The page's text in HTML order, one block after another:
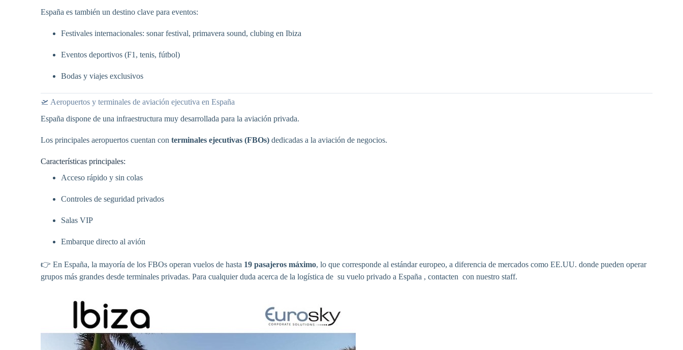
España es también un destino clave para eventos:
Festivales internacionales: sonar festival, primavera sound, clubing en Ibiza
Eventos deportivos (F1, tenis, fútbol)
Bodas y viajes exclusivos
🛫 Aeropuertos y terminales de aviación ejecutiva en España
España dispone de una infraestructura muy desarrollada para la aviación privada.
Los principales aeropuertos cuentan con terminales ejecutivas (FBOs) dedicadas a la aviación de negocios.
Características principales:
Acceso rápido y sin colas
Controles de seguridad privados
Salas VIP
Embarque directo al avión
👉 En España, la mayoría de los FBOs operan vuelos de hasta 19 pasajeros máximo, lo que corresponde al estándar europeo, a diferencia de mercados como EE.UU. donde pueden operar
grupos más grandes desde terminales privadas. Para cualquier duda acerca de la logística de su vuelo privado a España , contacten con nuestro staff.